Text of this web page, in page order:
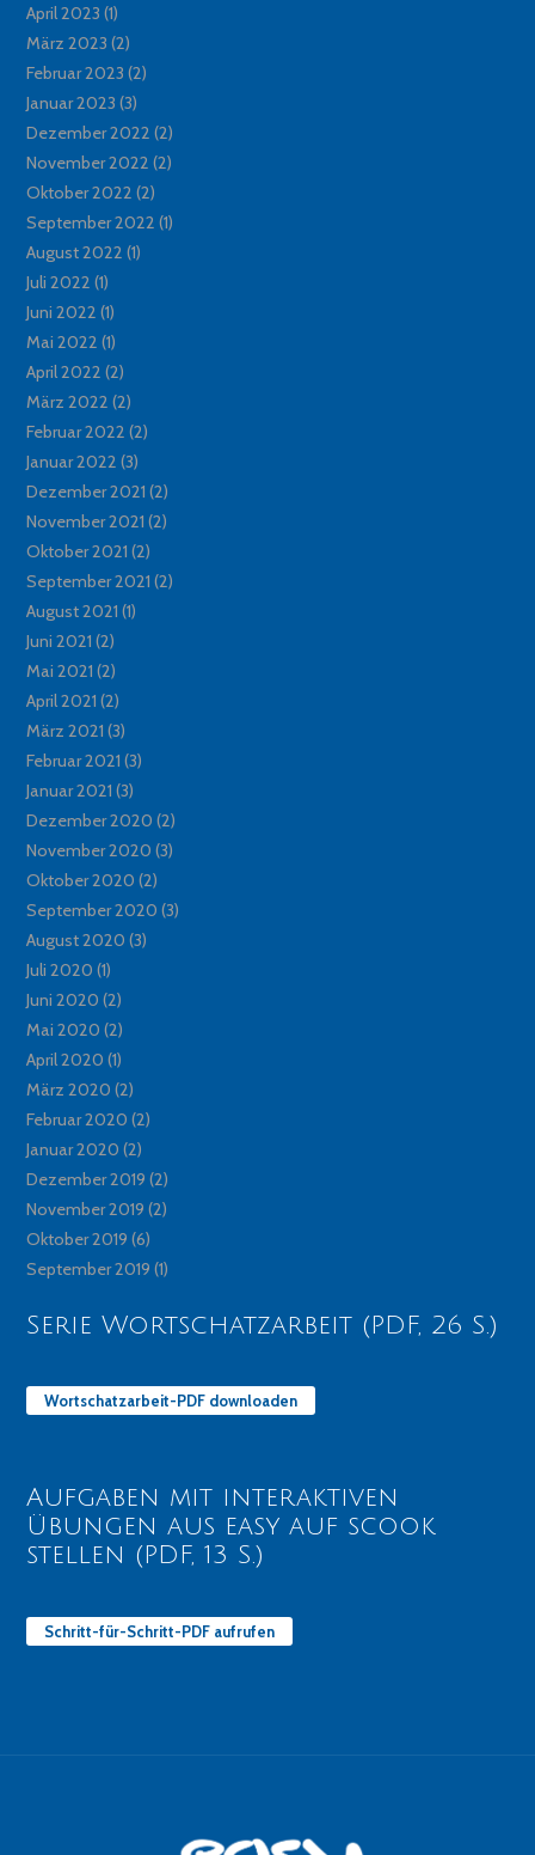
April 2023 (1)
März 2023 (2)
Februar 2023 (2)
Januar 2023 (3)
Dezember 2022 (2)
November 2022 (2)
Oktober 2022 (2)
September 2022 (1)
August 2022 (1)
Juli 2022 (1)
Juni 2022 (1)
Mai 2022 (1)
April 2022 (2)
März 2022 (2)
Februar 2022 (2)
Januar 2022 (3)
Dezember 2021 (2)
November 2021 (2)
Oktober 2021 (2)
September 2021 (2)
August 2021 (1)
Juni 2021 (2)
Mai 2021 (2)
April 2021 (2)
März 2021 (3)
Februar 2021 (3)
Januar 2021 (3)
Dezember 2020 (2)
November 2020 (3)
Oktober 2020 (2)
September 2020 (3)
August 2020 (3)
Juli 2020 (1)
Juni 2020 (2)
Mai 2020 (2)
April 2020 (1)
März 2020 (2)
Februar 2020 (2)
Januar 2020 (2)
Dezember 2019 (2)
November 2019 (2)
Oktober 2019 (6)
September 2019 (1)
Serie Wortschatzarbeit (PDF, 26 S.)
Wortschatzarbeit-PDF downloaden
Aufgaben mit interaktiven
Übungen aus easy auf scook
stellen (PDF, 13 S.)
Schritt-für-Schritt-PDF aufrufen